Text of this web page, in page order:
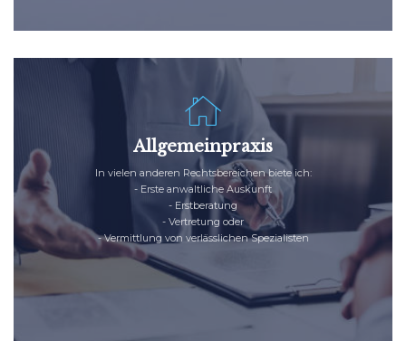
Allgemeinpraxis
In vielen anderen Rechtsbereichen biete ich:
- Erste anwaltliche Auskunft
- Erstberatung
- Vertretung oder
-Vermittlung von verlässlichen Spezialisten